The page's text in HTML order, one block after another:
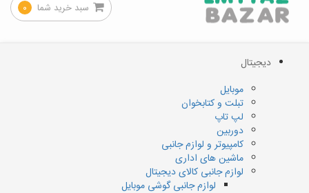
سبد خرید شما ۰
دیجیتال
موبایل
تبلت و کتابخوان
لپ تاپ
دوربین
کامپیوتر و لوازم جانبی
ماشین های اداری
لوازم جانبی کالای دیجیتال
لوازم جانبی گوشی موبایل